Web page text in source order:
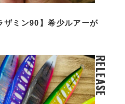
ザミン90】希少ルアーが
RELEASE